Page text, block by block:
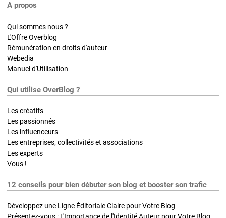
A propos
Qui sommes nous ?
L'Offre Overblog
Rémunération en droits d'auteur
Webedia
Manuel d'Utilisation
Qui utilise OverBlog ?
Les créatifs
Les passionnés
Les influenceurs
Les entreprises, collectivités et associations
Les experts
Vous !
12 conseils pour bien débuter son blog et booster son trafic
Développez une Ligne Éditoriale Claire pour Votre Blog